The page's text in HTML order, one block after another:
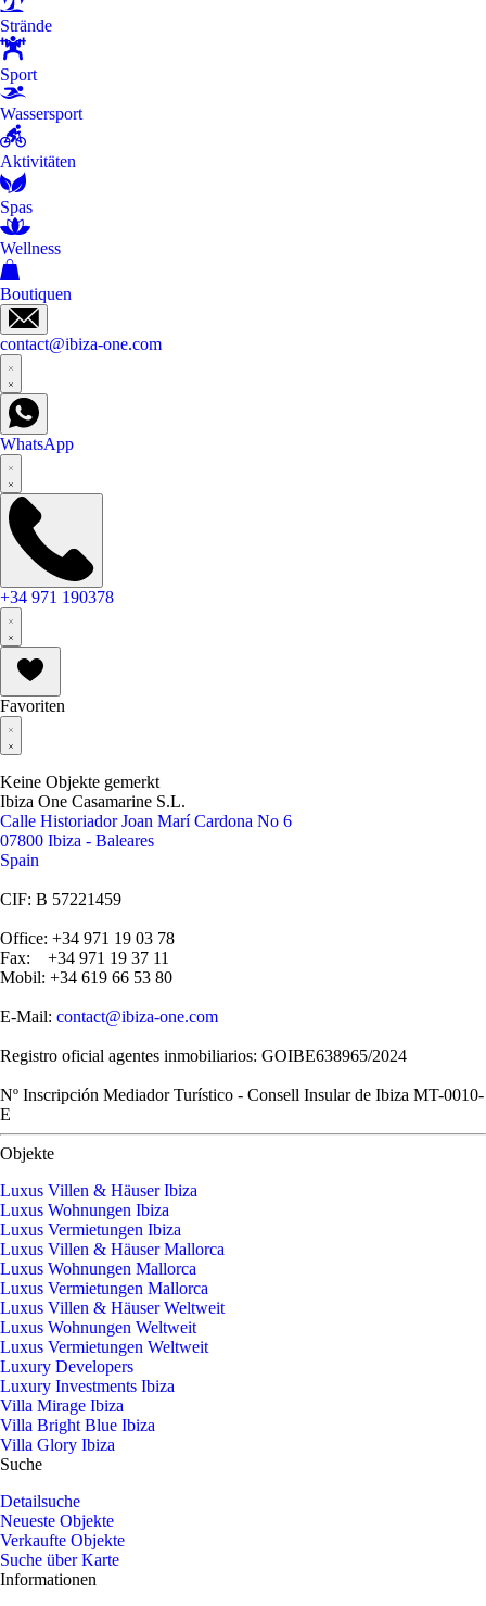
Strände
Sport
Wassersport
Aktivitäten
Spas
Wellness
Boutiquen
contact@ibiza-one.com
WhatsApp
+34 971 190378
Favoriten
Keine Objekte gemerkt
Ibiza One Casamarine S.L.
Calle Historiador Joan Marí Cardona No 6
07800 Ibiza - Baleares
Spain
CIF: B 57221459
Office: +34 971 19 03 78
Fax: +34 971 19 37 11
Mobil: +34 619 66 53 80
E-Mail: contact@ibiza-one.com
Registro oficial agentes inmobiliarios: GOIBE638965/2024
Nº Inscripción Mediador Turístico - Consell Insular de Ibiza MT-0010-
E
Objekte
Luxus Villen & Häuser Ibiza
Luxus Wohnungen Ibiza
Luxus Vermietungen Ibiza
Luxus Villen & Häuser Mallorca
Luxus Wohnungen Mallorca
Luxus Vermietungen Mallorca
Luxus Villen & Häuser Weltweit
Luxus Wohnungen Weltweit
Luxus Vermietungen Weltweit
Luxury Developers
Luxury Investments Ibiza
Villa Mirage Ibiza
Villa Bright Blue Ibiza
Villa Glory Ibiza
Suche
Detailsuche
Neueste Objekte
Verkaufte Objekte
Suche über Karte
Informationen